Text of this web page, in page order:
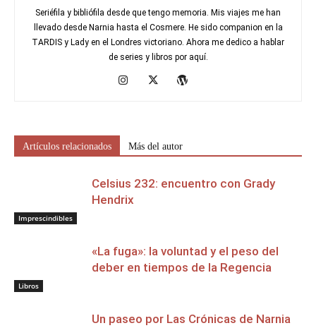
Seriéfila y bibliófila desde que tengo memoria. Mis viajes me han
llevado desde Narnia hasta el Cosmere. He sido companion en la
TARDIS y Lady en el Londres victoriano. Ahora me dedico a hablar
de series y libros por aquí.
Artículos relacionados Más del autor
Imprescindibles
Celsius 232: encuentro con Grady
Hendrix
Libros
«La fuga»: la voluntad y el peso del
deber en tiempos de la Regencia
Un paseo por Las Crónicas de Narnia